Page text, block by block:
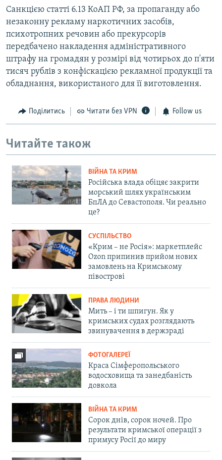
Санкцією статті 6.13 КоАП РФ, за пропаганду або
незаконну рекламу наркотичних засобів,
психотропних речовин або прекурсорів
передбачено накладення адміністративного
штрафу на громадян у розмірі від чотирьох до п'яти
тисяч рублів з конфіскацією рекламної продукції та
обладнання, використаного для її виготовлення.
Поділитись Читати без VPN Follow us
Читайте також
ВІЙНА ТА КРИМ
Російська влада обіцяє закрити
морський шлях українським
БпЛА до Севастополя. Чи реально
це?
СУСПІЛЬСТВО
«Крим – не Росія»: маркетплейс
Ozon припинив прийом нових
замовлень на Кримському
півострові
ПРАВА ЛЮДИНИ
Мить – і ти шпигун. Як у
кримських судах розглядають
звинувачення в держзраді
ФОТОГАЛЕРЕЇ
Краса Сімферопольського
водосховища та занедбаність
довкола
ВІЙНА ТА КРИМ
Сорок днів, сорок ночей. Про
результати кримської операції з
примусу Росії до миру